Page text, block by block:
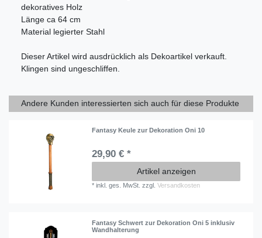
dekoratives Holz
Länge ca 64 cm
Material legierter Stahl
Dieser Artikel wird ausdrücklich als Dekoartikel verkauft.
Klingen sind ungeschliffen.
Andere Kunden interessierten sich auch für diese Produkte
Fantasy Keule zur Dekoration Oni 10
29,90 € *
Artikel anzeigen
*inkl. ges. MwSt. zzgl.Versandkosten
Fantasy Schwert zur Dekoration Oni 5 inklusiv
Wandhalterung